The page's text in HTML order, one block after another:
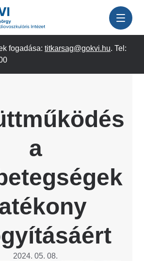
fogadása: titkarsag@gokvi.hu. Tel:
a
2024. 05. 08.